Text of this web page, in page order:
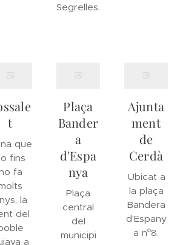
Segrelles.
t
que
fins
fa
la
del
a
Plaça
Bander
a
d'Espa
nya
Plaça
central
del
municipi
Ajunta
ment
de
Cerdà
Ubicat a
la plaça
Bandera
d'Espany
a nº8.